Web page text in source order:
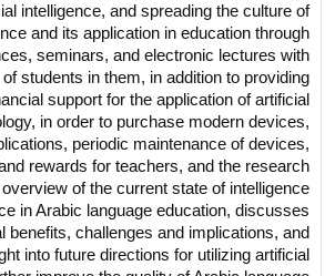
intelligence, and spreading the culture of
and its application in education through
seminars, and electronic lectures with
students in them, in addition to providing
support for the application of artificial
in order to purchase modern devices,
periodic maintenance of devices,
rewards for teachers, and the research
of the current state of intelligence
in Arabic language education, discusses
benefits, challenges and implications, and
into future directions for utilizing artificial